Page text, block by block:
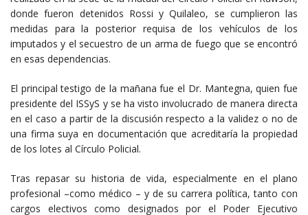
donde fueron detenidos Rossi y Quilaleo, se cumplieron las
medidas para la posterior requisa de los vehículos de los
imputados y el secuestro de un arma de fuego que se encontró
en esas dependencias.
El principal testigo de la mañana fue el Dr. Mantegna, quien fue
presidente del ISSyS y se ha visto involucrado de manera directa
en el caso a partir de la discusión respecto a la validez o no de
una firma suya en documentación que acreditaría la propiedad
de los lotes al Círculo Policial.
Tras repasar su historia de vida, especialmente en el plano
profesional –como médico – y de su carrera política, tanto con
cargos electivos como designados por el Poder Ejecutivo